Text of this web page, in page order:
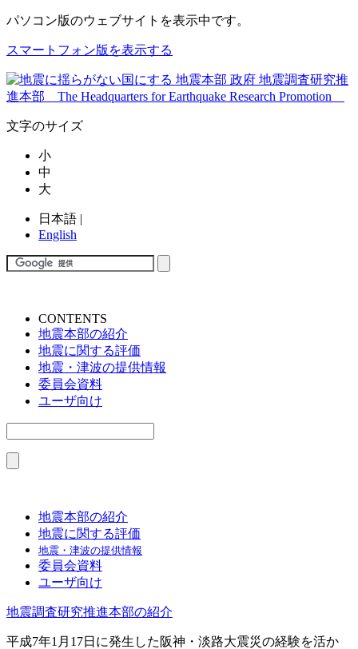
パソコン版のウェブサイトを表示中です。
スマートフォン版を表示する
文字のサイズ
小
中
大
日本語 |
English
CONTENTS
地震本部の紹介
地震に関する評価
地震・津波の提供情報
委員会資料
ユーザ向け
地震本部の紹介
地震に関する評価
地震・津波の提供情報
委員会資料
ユーザ向け
地震調査研究推進本部の紹介
平成7年1月17日に発生した阪神・淡路大震災の経験を活か